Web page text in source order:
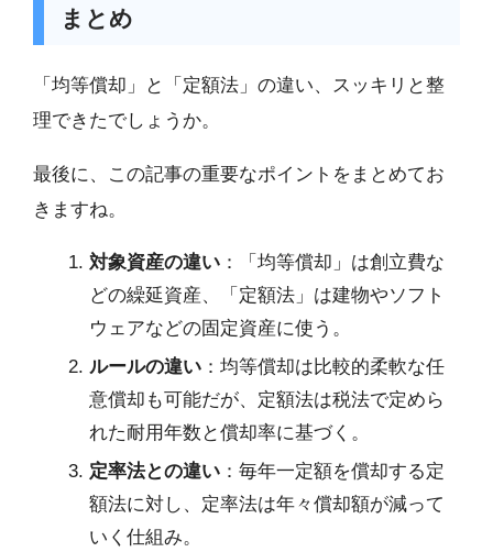
まとめ
「均等償却」と「定額法」の違い、スッキリと整
理できたでしょうか。
最後に、この記事の重要なポイントをまとめてお
きますね。
対象資産の違い ：「均等償却」は創立費な
どの繰延資産、「定額法」は建物やソフト
ウェアなどの固定資産に使う。
ルールの違い ：均等償却は比較的柔軟な任
意償却も可能だが、定額法は税法で定めら
れた耐用年数と償却率に基づく。
定率法との違い ：毎年一定額を償却する定
額法に対し、定率法は年々償却額が減って
いく仕組み。